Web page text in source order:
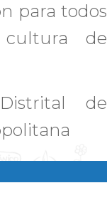
para todos
de
de